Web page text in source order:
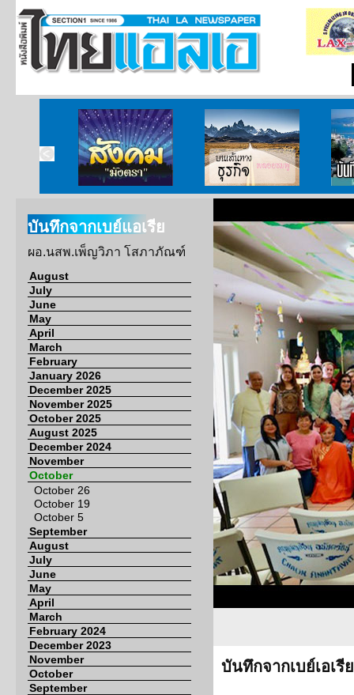
สังคมมังตรา บนเส้นทางธุรกิจ บั
บันทึกจากเบย์แอเรีย
ผอ.นสพ.เพ็ญวิภา โสภาภัณฑ์
August
July
June
May
April
March
February
January 2026
December 2025
November 2025
October 2025
August 2025
December 2024
November
October
October 26
October 19
October 5
September
August
July
June
May
April
March
February 2024
December 2023
November
October
September
บันทึกจากเบย์เอเรี